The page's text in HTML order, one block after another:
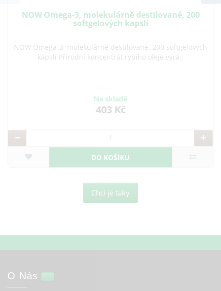
NOW Omega-3, molekulárně destilované, 200
softgelových kapslí
NOW Omega-3, molekulárně destilované, 200 softgelových
kapslí Přírodní koncentrát rybího oleje vyrá..
Na skladě
403 Kč
DO KOŠÍKU
Chci je taky
O Nás